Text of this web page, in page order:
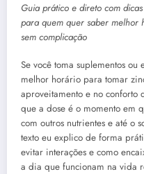
Guia prático e direto com
para quem quer saber melhor
sem complicação
Se você toma suplementos
melhor horário para tomar
aproveitamento e no
que a dose é o momento em
com outros nutrientes e até o
texto eu explico de forma
evitar interações e como
a dia que funcionam na vida